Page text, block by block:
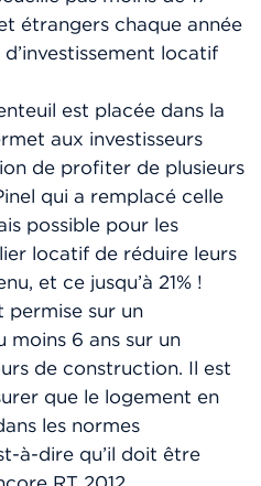
étrangers chaque année
locatif
est placée dans la
aux investisseurs
de profiter de plusieurs
qui a remplacé celle
possible pour les
locatif de réduire leurs
et ce jusqu’à 21% !
permise sur un
moins 6 ans sur un
de construction. Il est
que le logement en
les normes
à-dire qu’il doit être